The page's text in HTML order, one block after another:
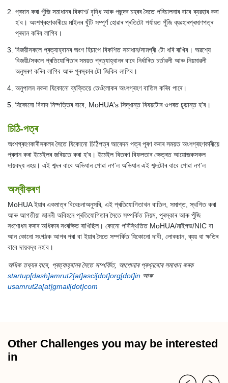
প্ৰদান কৰা পুঁজি সমাধানৰ বিকাশ/ বৃদ্ধি আৰু পছন্দৰ চহৰৰ সৈতে পৰিচালনাৰ বাবে ব্যৱহাৰ কৰা
হ'ব। অংশগ্ৰহণকাৰীয়ে মাইলৰ খুঁটি সম্পূৰ্ণ হোৱাৰ প্ৰতিটো পৰ্যায়ত পুঁজি ব্যৱহাৰপ্ৰমাণপত্ৰ
প্ৰদান কৰিব লাগিব।
বিজয়ীসকলে প্ৰত্যাহ্বানৰ অংশ হিচাপে বিকশিত সমাধান/সামগ্ৰী টো ধৰি ৰাখিব। অৱশ্যে
বিজয়ী/সকলে প্ৰতিযোগিতাৰ সময়ত প্ৰত্যাহ্বানৰ বাবে নিৰ্ধাৰিত চৰ্তাৱলী আৰু নিয়মাৱলী
অনুসৰণ কৰিব লাগিব আৰু পুৰস্কাৰ টো জিকিব লাগিব।
অনুপালন নকৰা যিকোনো ব্যক্তিয়ে তেওঁলোকৰ অংশগ্ৰহণ বাতিল কৰিব পাৰে।
যিকোনো বিবাদ নিষ্পত্তিৰ বাবে, MoHUA's সিদ্ধান্ত বিষয়টোৰ ওপৰত চূড়ান্ত হ'ব।
চিঠি-পত্ৰ
অংশগ্ৰহণকাৰীসকলৰ সৈতে যিকোনো চিঠিপত্ৰ আবেদন পত্ৰ পূৰণ কৰাৰ সময়ত অংশগ্ৰহণকাৰীয়ে
প্ৰদান কৰা ইমেইলৰ জৰিয়তে কৰা হ'ব। ইমেইল বিতৰণ বিফলতাৰ ক্ষেত্ৰত আয়োজকসকল
দায়বদ্ধ নহয়। এই শব্দৰ বাবে অভিধান পোৱা নগ'ল অভিধান এই শব্দটোৰ বাবে পোৱা নগ'ল
অস্বীকৰণ
MoHUA ইয়াৰ একমাত্ৰ বিবেচনাঅনুসৰি, এই প্ৰতিযোগিতাখন বাতিল, সমাপ্ত, স্থগিত কৰা
আৰু আগতীয়া জাননী অবিহনে প্ৰতিযোগিতাৰ সৈতে সম্পৰ্কিত নিয়ম, পুৰস্কাৰ আৰু পুঁজি
সংশোধন কৰাৰ অধিকাৰ সংৰক্ষিত ৰাখিছিল। কোনো পৰিস্থিতিত MoHUA/মাইগভ/NIC বা
আন কোনো সংগঠক আগৰ পৰা বা ইয়াৰ সৈতে সম্পৰ্কিত যিকোনো দাবী, লোকচান, ব্যয় বা ক্ষতিৰ
বাবে দায়বদ্ধ নহ'ব।
অধিক তথ্যৰ বাবে, প্ৰত্যাহ্বানৰ সৈতে সম্পৰ্কিত, আপোনাৰ প্ৰশ্নবোৰ সমাধান কৰক
startup[dash]amrut2[at]asci[dot]org[dot]in আৰু
usamrut2a[at]gmail[dot]com
Other Challenges you may be interested
in